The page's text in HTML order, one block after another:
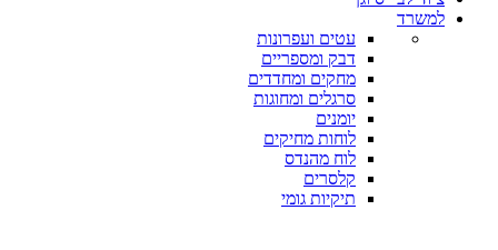
למשרד
עטים ועפרונות
דבק ומספריים
מחקים ומחדדים
סרגלים ומחוגות
יומנים
לוחות מחיקים
לוח מהנדס
קלסרים
תיקיות גומי